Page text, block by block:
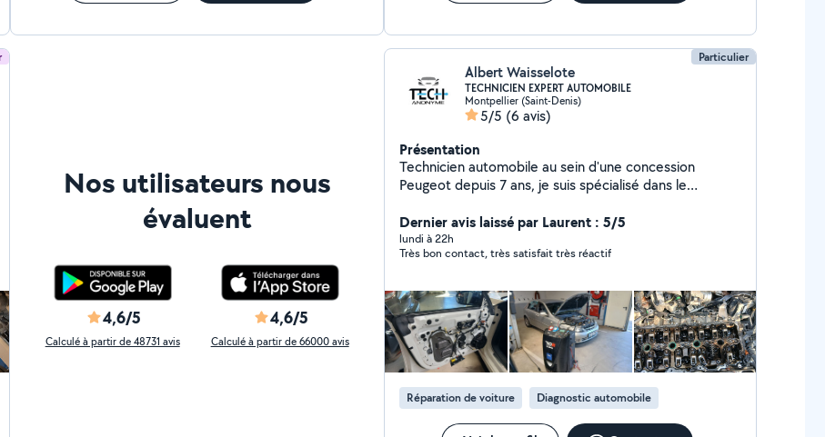
Nos utilisateurs nous
évaluent
4,6/5
Calculé à partir de 48731 avis
4,6/5
Calculé à partir de 66000 avis
Particulier
Albert Waisselote
TECHNICIEN EXPERT AUTOMOBILE
Montpellier (Saint-Denis)
5/5 (6 avis)
Présentation
Technicien automobile au sein d'une concession
Peugeot depuis 7 ans, je suis spécialisé dans le
J'interviens principalement sur les systèmes électriques
et électroniques des véhicules, en identifiant avec
précision l'origine des dysfonctionnements et en
adaptées. Rigoureux, méthodique et passionné par la
technique, je maîtrise les outils de diagnostic et les
procédures constructeur afin d'assurer des
interventions fiables et de qualité.
Dernier avis laissé par Laurent : 5/5
lundi à 22h
Très bon contact, très satisfait très réactif
Réparation de voiture Diagnostic automobile